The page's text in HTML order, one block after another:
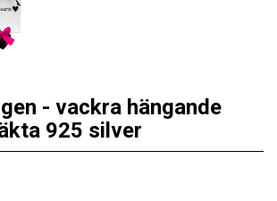
- vackra hängande
925 silver